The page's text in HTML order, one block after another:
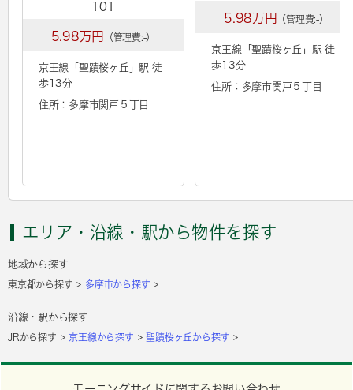
101
5.98万円 （管理費:-）
京王線「 聖蹟桜ヶ丘 」駅 徒
歩13分
住所：多摩市関戸５丁目
5.98万円 （管理費:-）
京王線「聖蹟桜ヶ丘 」駅 徒
歩13分
住所：多摩市関戸５丁目
エリア・沿線・駅から物件を探す
地域から探す
東京都から探す 多摩市から探す
沿線・駅から探す
JRから探す 京王線から探す 聖蹟桜ヶ丘から探す